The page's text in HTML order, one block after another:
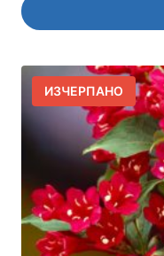
product
has
multiple
variants.
options
may
be
ИЗЧЕРПАНО